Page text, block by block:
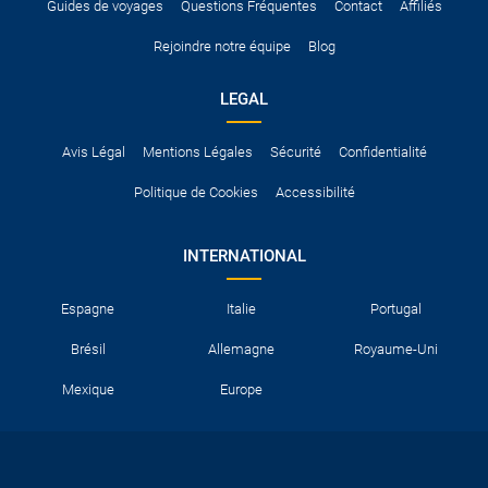
Guides de voyages Questions Fréquentes Contact Affiliés
Rejoindre notre équipe Blog
LEGAL
Avis Légal Mentions Légales Sécurité Confidentialité
Politique de Cookies Accessibilité
INTERNATIONAL
Espagne Italie Portugal
Brésil Allemagne Royaume-Uni
Mexique Europe